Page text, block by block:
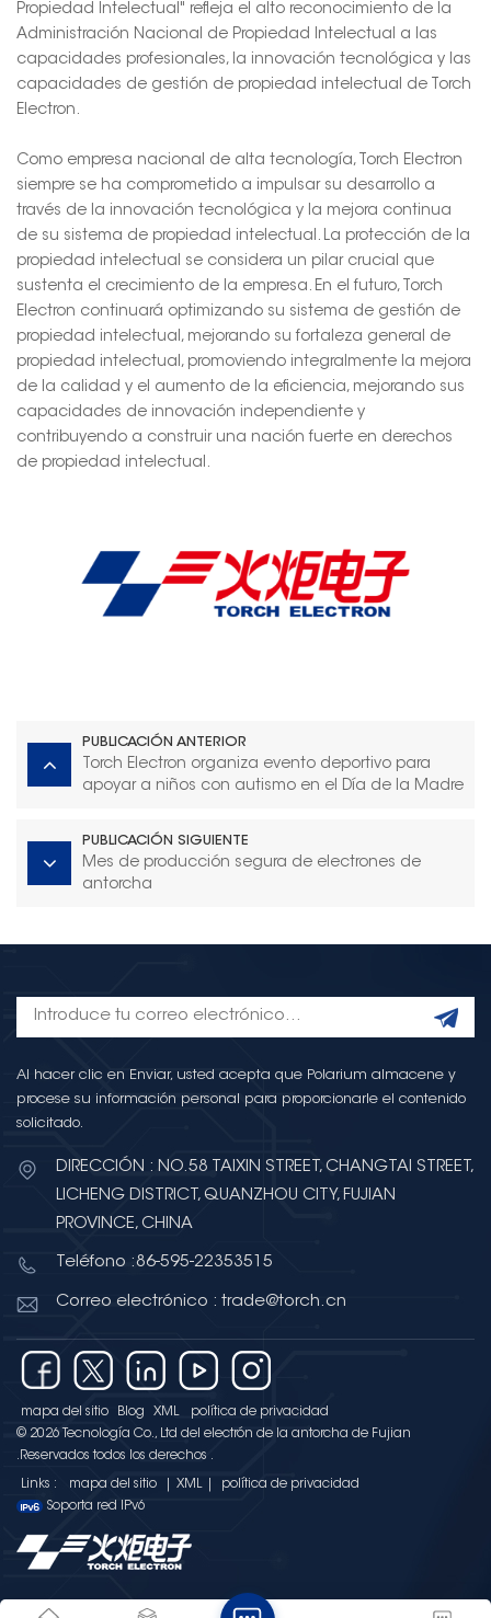
Propiedad Intelectual" refleja el alto reconocimiento de la
Administración Nacional de Propiedad Intelectual a las
capacidades profesionales, la innovación tecnológica y las
capacidades de gestión de propiedad intelectual de Torch
Electron.
Como empresa nacional de alta tecnología, Torch Electron
siempre se ha comprometido a impulsar su desarrollo a
través de la innovación tecnológica y la mejora continua
de su sistema de propiedad intelectual. La protección de la
propiedad intelectual se considera un pilar crucial que
sustenta el crecimiento de la empresa. En el futuro, Torch
Electron continuará optimizando su sistema de gestión de
propiedad intelectual, mejorando su fortaleza general de
propiedad intelectual, promoviendo integralmente la mejora
de la calidad y el aumento de la eficiencia, mejorando sus
capacidades de innovación independiente y
contribuyendo a construir una nación fuerte en derechos
de propiedad intelectual.
PUBLICACIÓN ANTERIOR
Torch Electron organiza evento deportivo para
apoyar a niños con autismo en el Día de la Madre
PUBLICACIÓN SIGUIENTE
Mes de producción segura de electrones de
antorcha
Al hacer clic en Enviar, usted acepta que Polarium almacene y
procese su información personal para proporcionarle el contenido
solicitado.
DIRECCIÓN : NO.58 TAIXIN STREET, CHANGTAI STREET,
LICHENG DISTRICT, QUANZHOU CITY, FUJIAN
PROVINCE, CHINA
Teléfono :86-595-22353515
Correo electrónico : trade@torch.cn
mapa del sitio Blog XML
política de privacidad
© 2026 Tecnología Co., Ltd del electrón de la antorcha de Fujian
.Reservados todos los derechos .
Links : mapa del sitio XML
política de privacidad
Soporta red IPv6